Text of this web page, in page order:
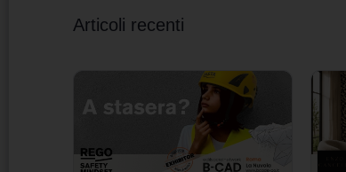
Articoli recenti